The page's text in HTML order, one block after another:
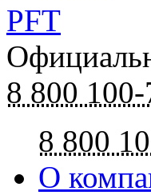
8 800
8 800
О